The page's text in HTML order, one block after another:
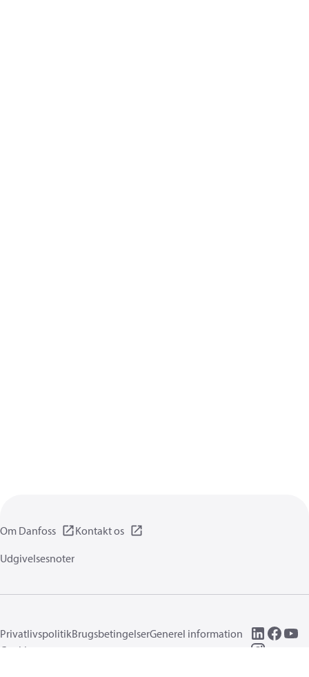
Om Danfoss
Kontakt os
Udgivelsesnoter
PrivatlivspolitikBrugsbetingelserGenerel information
Cookies